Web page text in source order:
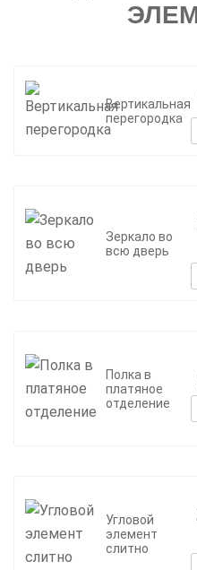
Вертикальная
перегородка
Зеркало во
всю дверь
Полка в
платяное
отделение
Угловой
элемент
слитно